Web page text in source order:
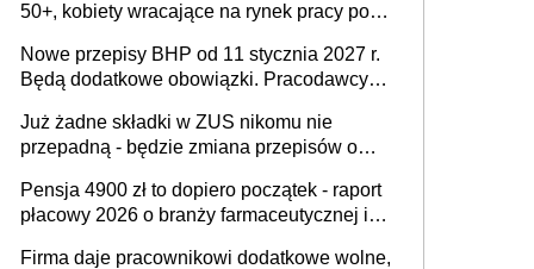
50+, kobiety wracające na rynek pracy po
osoby neuroatypowe. Powstanie Fundusz
na rzecz Inkluzywności w Zatrudnianiu?
Nowe przepisy BHP od 11 stycznia 2027 r.
Będą dodatkowe obowiązki. Pracodawcy
Już żadne składki w ZUS nikomu nie
przepadną - będzie zmiana przepisów o
ubezpieczeniom społecznym
Pensja 4900 zł to dopiero początek - raport
płacowy 2026 o branży farmaceutycznej i
Firma daje pracownikowi dodatkowe wolne,